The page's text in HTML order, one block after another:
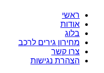
ראשי
אודות
בלוג
מחירון גירים לרכב
צרו קשר
הצהרת נגישות